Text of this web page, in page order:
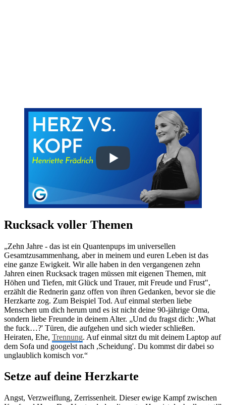
Rucksack voller Themen
„Zehn Jahre - das ist ein Quantenpups im universellen
Gesamtzusammenhang, aber in meinem und euren Leben ist das
eine ganze Ewigkeit. Wir alle haben in den vergangenen zehn
Jahren einen Rucksack tragen müssen mit eigenen Themen, mit
Höhen und Tiefen, mit Glück und Trauer, mit Freude und Frust",
erzählt die Rednerin ganz offen von ihren Gedanken, bevor sie die
Herzkarte zog. Zum Beispiel Tod. Auf einmal sterben liebe
Menschen um dich herum und es ist nicht deine 90-jährige Oma,
sondern liebe Freunde in deinem Alter. „Und du fragst dich: ,What
the fuck…?' Türen, die aufgehen und sich wieder schließen.
Heiraten, Ehe, Trennung. Auf einmal sitzt du mit deinem Laptop auf
dem Sofa und googelst nach ,Scheidung'. Du kommst dir dabei so
unglaublich komisch vor.“
Setze auf deine Herzkarte
Angst, Verzweiflung, Zerrissenheit. Dieser ewige Kampf zwischen